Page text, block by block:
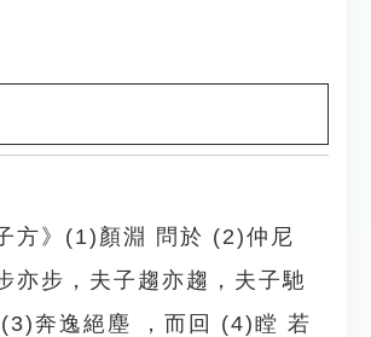
方》(1)顏淵 問於 (2)仲尼
亦步，夫子趨亦趨，夫子馳
奔逸絕塵 ，而回 (4)瞠 若